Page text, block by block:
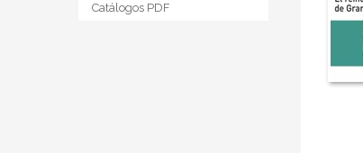
Catálogos PDF